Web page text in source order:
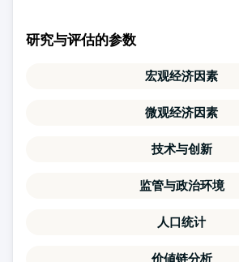
研究与评估的参数
宏观经济因素
微观经济因素
技术与创新
监管与政治环境
人口统计
价値链分析